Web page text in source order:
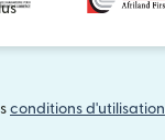
conditions d'utilisation